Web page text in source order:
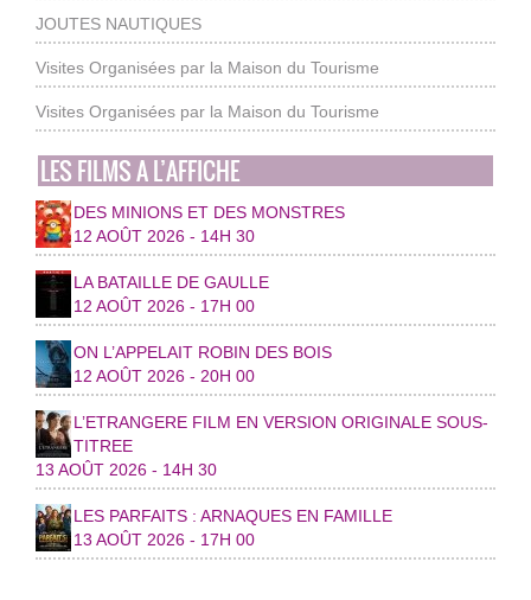
JOUTES NAUTIQUES
Visites Organisées par la Maison du Tourisme
Visites Organisées par la Maison du Tourisme
LES FILMS A L’AFFICHE
DES MINIONS ET DES MONSTRES
12 AOÛT 2026 - 14H 30
LA BATAILLE DE GAULLE
12 AOÛT 2026 - 17H 00
ON L’APPELAIT ROBIN DES BOIS
12 AOÛT 2026 - 20H 00
L’ETRANGERE FILM EN VERSION ORIGINALE SOUS-
TITREE
13 AOÛT 2026 - 14H 30
LES PARFAITS : ARNAQUES EN FAMILLE
13 AOÛT 2026 - 17H 00